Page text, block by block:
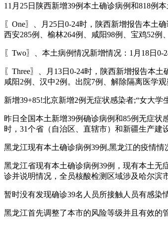
11月25日陕西新增39例本土确诊病例和818例
〖One〗、月25日0-24时，陕西新增报告本土
西安285例、榆林264例、咸阳98例、宝鸡52例
〖Two〗、本土病例情况新增情况：1月18日
〖Three〗、月13日0-24时，陕西新增报告本
咸阳2例、汉中2例。出院7例、解除隔离医学
新增39+85!北京新增2例无症状感染者;“女大学
昨日全国本土新增39例确诊病例和85例无症
时，31个省（自治区、直辖市）和新疆生产建
黑龙江现有本土确诊病例39例,黑龙江的疫情情
黑龙江省现有本土确诊病例39例，现有本土
诊并说明情况，全员核酸检测区域涉及哈尔滨
暂时没有发现确诊39名人员所接触人员有感染
黑龙江首先调整了本市的风险等级并且有效的